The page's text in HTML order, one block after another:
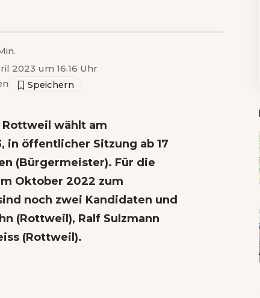
2023 um 16.16 Uhr
wählt am
in öffentlicher Sitzung ab 17
(Bürgermeister). Für die
Oktober 2022 zum
noch zwei Kandidaten und
(Rottweil), Ralf Sulzmann
(Rottweil).